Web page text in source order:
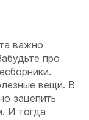
важно
про
вещи. В
зацепить
И тогда